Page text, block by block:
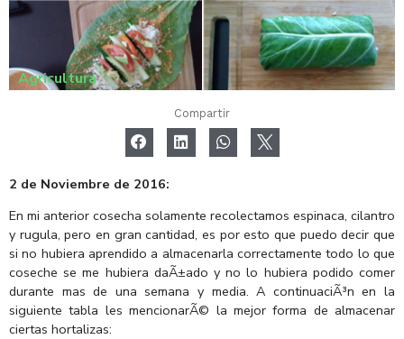
Agricultura
Compartir
2 de Noviembre de 2016:
En mi anterior cosecha solamente recolectamos espinaca, cilantro
y rugula, pero en gran cantidad, es por esto que puedo decir que
si no hubiera aprendido a almacenarla correctamente todo lo que
coseche se me hubiera daÃ±ado y no lo hubiera podido comer
durante mas de una semana y media. A continuaciÃ³n en la
siguiente tabla les mencionarÃ© la mejor forma de almacenar
ciertas hortalizas: